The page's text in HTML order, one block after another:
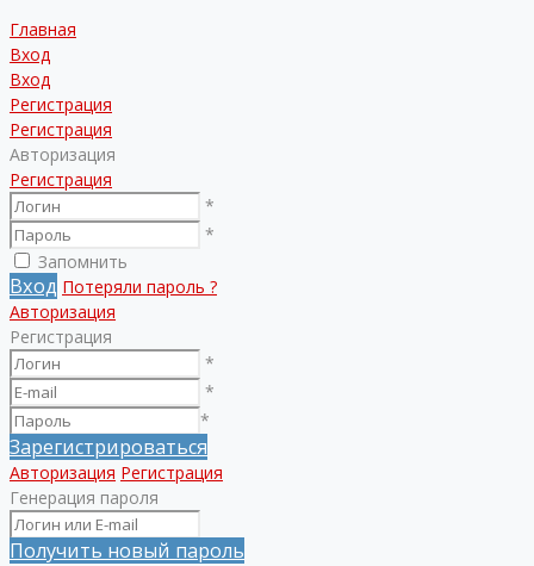
Главная
Вход
Вход
Регистрация
Регистрация
Авторизация
Регистрация
*
*
Запомнить
Вход Потеряли пароль ?
Авторизация
Регистрация
*
*
*
Зарегистрироваться
Авторизация Регистрация
Генерация пароля
Получить новый пароль